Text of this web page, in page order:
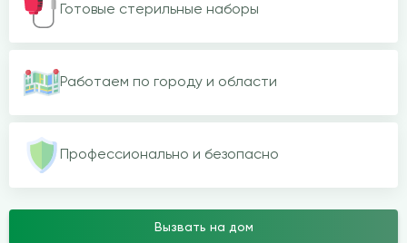
Готовые стерильные наборы
Работаем по городу и области
Профессионально и безопасно
Вызвать на дом